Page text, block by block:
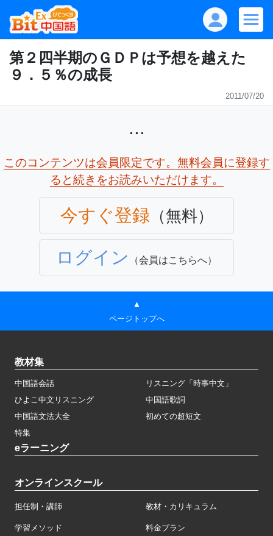
第２四半期のＧＤＰは予想を越えた
９．５％の成長
2011/07/20
...
このコンテンツは会員限定です。無料会員に登録す
ると続きをお読みいただけます。
今すぐ登録 （無料）
ログイン （会員はこちらへ）
▲
ページトップへ
教材集
中国語会話
リスニング「時事中文」
ひよこ中文リスニング
中国語歌詞
中国語文法大全
初めての超短文
特集
eラーニング
オンラインスクール
担任制・講師 教材・カリキュラム
学習メソッド 料金プラン